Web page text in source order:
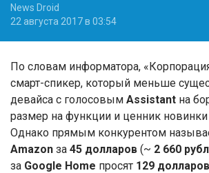
News Droid
22 августа 2017 в 03:54
По словам информатора,
смарт-спикер, который меньше
девайса с голосовым Assistant на
размер на функции и ценник
Однако прямым конкурентом
Amazon за 45 долларов (~ 2 660
за Google Home просят 129 долларов